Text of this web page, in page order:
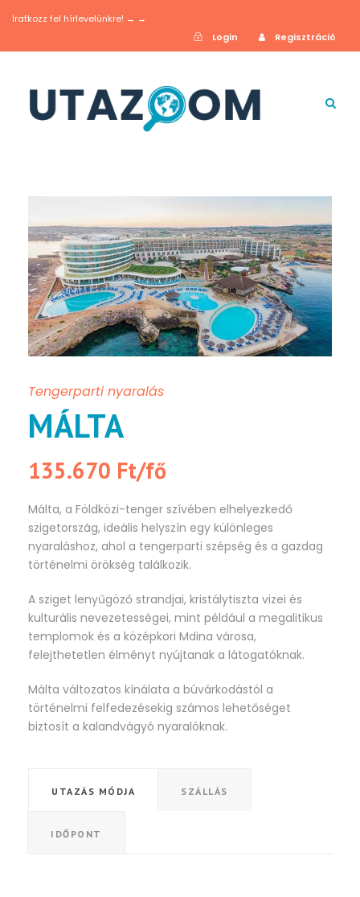
Iratkozz fel hírlevelünkre! → →
Login
Regisztráció
Tengerparti nyaralás
MÁLTA
135.670 Ft/fő
Málta, a Földközi-tenger szívében elhelyezkedő
szigetország, ideális helyszín egy különleges
nyaraláshoz, ahol a tengerparti szépség és a gazdag
történelmi örökség találkozik.
A sziget lenyűgöző strandjai, kristálytiszta vizei és
kulturális nevezetességei, mint például a megalitikus
templomok és a középkori Mdina városa,
felejthetetlen élményt nyújtanak a látogatóknak.
Málta változatos kínálata a búvárkodástól a
történelmi felfedezésekig számos lehetőséget
biztosít a kalandvágyó nyaralóknak.
UTAZÁS MÓDJA SZÁLLÁS
IDŐPONT